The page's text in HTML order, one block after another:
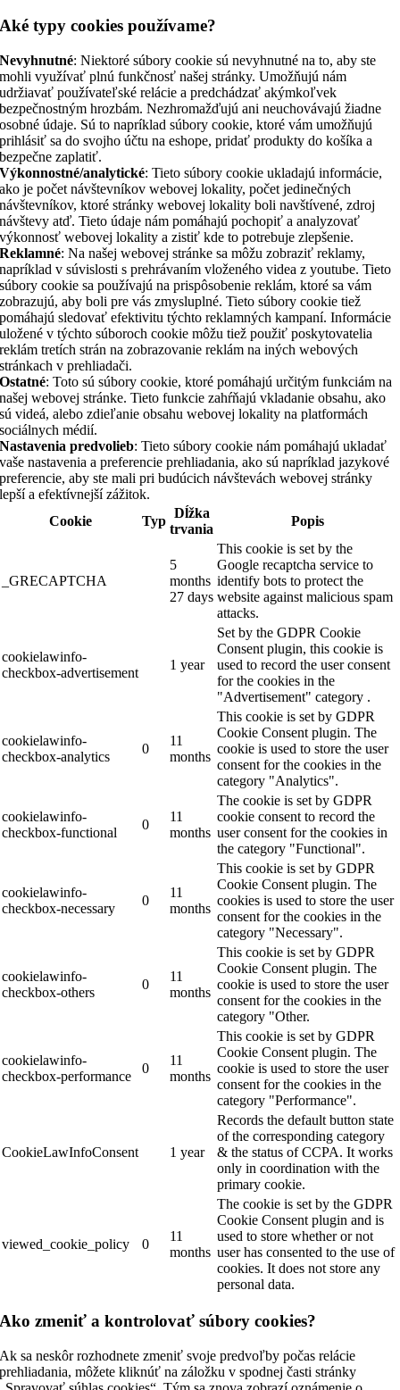
Aké typy cookies používame?
Nevyhnutné: Niektoré súbory cookie sú nevyhnutné na to, aby ste
mohli využívať plnú funkčnosť našej stránky. Umožňujú nám
udržiavať používateľské relácie a predchádzať akýmkoľvek
bezpečnostným hrozbám. Nezhromažďujú ani neuchovávajú žiadne
osobné údaje. Sú to napríklad súbory cookie, ktoré vám umožňujú
prihlásiť sa do svojho účtu na eshope, pridať produkty do košíka a
bezpečne zaplatiť.
Výkonnostné/analytické: Tieto súbory cookie ukladajú informácie,
ako je počet návštevníkov webovej lokality, počet jedinečných
návštevníkov, ktoré stránky webovej lokality boli navštívené, zdroj
návštevy atď. Tieto údaje nám pomáhajú pochopiť a analyzovať
výkonnosť webovej lokality a zistiť kde to potrebuje zlepšenie.
Reklamné: Na našej webovej stránke sa môžu zobraziť reklamy,
napríklad v súvislosti s prehrávaním vloženého videa z youtube. Tieto
súbory cookie sa používajú na prispôsobenie reklám, ktoré sa vám
zobrazujú, aby boli pre vás zmysluplné. Tieto súbory cookie tiež
pomáhajú sledovať efektivitu týchto reklamných kampaní. Informácie
uložené v týchto súboroch cookie môžu tiež použiť poskytovatelia
reklám tretích strán na zobrazovanie reklám na iných webových
stránkach v prehliadači.
Ostatné: Toto sú súbory cookie, ktoré pomáhajú určitým funkciám na
našej webovej stránke. Tieto funkcie zahŕňajú vkladanie obsahu, ako
sú videá, alebo zdieľanie obsahu webovej lokality na platformách
sociálnych médií.
Nastavenia predvolieb: Tieto súbory cookie nám pomáhajú ukladať
vaše nastavenia a preferencie prehliadania, ako sú napríklad jazykové
preferencie, aby ste mali pri budúcich návštevách webovej stránky
lepší a efektívnejší zážitok.
Cookie
Typ
Dĺžka
trvania
Popis
_GRECAPTCHA
5
months
27 days
This cookie is set by the
Google recaptcha service to
identify bots to protect the
website against malicious spam
attacks.
cookielawinfo-
checkbox-advertisement
1 year
Set by the GDPR Cookie
Consent plugin, this cookie is
used to record the user consent
for the cookies in the
"Advertisement" category .
cookielawinfo-
checkbox-analytics
0
11
months
This cookie is set by GDPR
Cookie Consent plugin. The
cookie is used to store the user
consent for the cookies in the
category "Analytics".
cookielawinfo-
checkbox-functional
0
11
months
The cookie is set by GDPR
cookie consent to record the
user consent for the cookies in
the category "Functional".
cookielawinfo-
checkbox-necessary
0
11
months
This cookie is set by GDPR
Cookie Consent plugin. The
cookies is used to store the user
consent for the cookies in the
category "Necessary".
cookielawinfo-
checkbox-others
0
11
months
This cookie is set by GDPR
Cookie Consent plugin. The
cookie is used to store the user
consent for the cookies in the
category "Other.
cookielawinfo-
checkbox-performance
0
11
months
This cookie is set by GDPR
Cookie Consent plugin. The
cookie is used to store the user
consent for the cookies in the
category "Performance".
CookieLawInfoConsent 1 year
Records the default button state
of the corresponding category
& the status of CCPA. It works
only in coordination with the
primary cookie.
viewed_cookie_policy 0
11
months
The cookie is set by the GDPR
Cookie Consent plugin and is
used to store whether or not
user has consented to the use of
cookies. It does not store any
personal data.
Ako zmeniť a kontrolovať súbory cookies?
Ak sa neskôr rozhodnete zmeniť svoje predvoľby počas relácie
prehliadania, môžete kliknúť na záložku v spodnej časti stránky